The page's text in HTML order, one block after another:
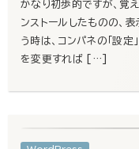
かなり初歩的ですが、覚
ンストールしたものの、
う時は、コンパネの「設定
を変更すれば […]